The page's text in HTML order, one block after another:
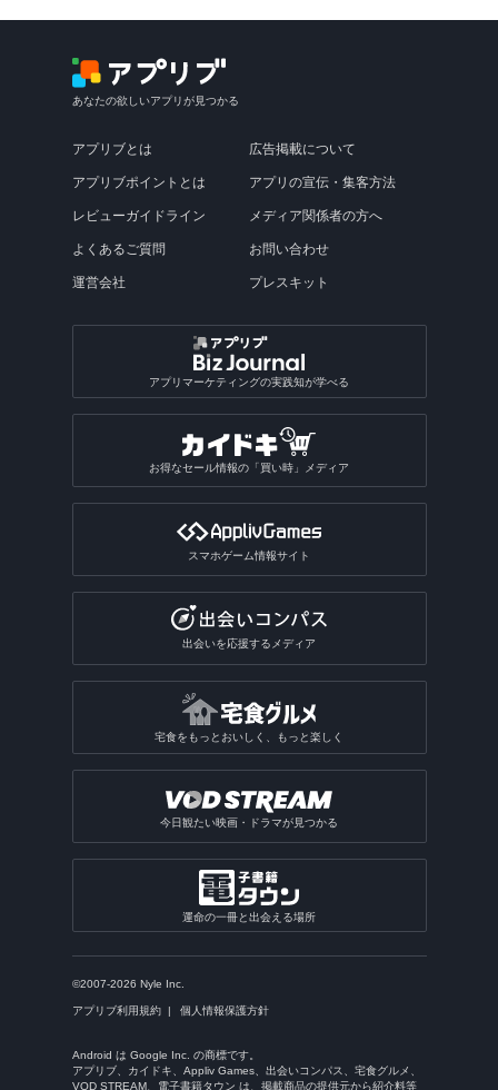
あなたの欲しいアプリが見つかる
アプリブとは
アプリブポイントとは
レビューガイドライン
よくあるご質問
運営会社
広告掲載について
アプリの宣伝・集客方法
メディア関係者の方へ
お問い合わせ
プレスキット
アプリマーケティングの実践知が学べる
お得なセール情報の「買い時」メディア
スマホゲーム情報サイト
出会いを応援するメディア
宅食をもっとおいしく、もっと楽しく
今日観たい映画・ドラマが見つかる
運命の一冊と出会える場所
©2007-2026 Nyle Inc.
アプリブ利用規約 個人情報保護方針
Android は Google Inc. の商標です。
アプリブ、カイドキ、Appliv Games、出会いコンパス、宅食グルメ、
VOD STREAM、電子書籍タウン は、掲載商品の提供元から紹介料等